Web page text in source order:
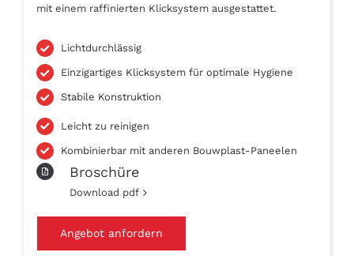
mit einem raffinierten Klicksystem ausgestattet.
Lichtdurchlässig
Einzigartiges Klicksystem für optimale Hygiene
Stabile Konstruktion
Leicht zu reinigen
Kombinierbar mit anderen Bouwplast-Paneelen
Broschüre
Download pdf
Angebot anfordern